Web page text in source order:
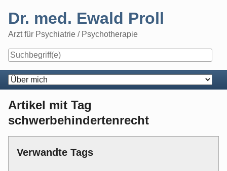
content
Dr. med. Ewald Proll
Arzt für Psychiatrie / Psychotherapie
Navigation
Artikel mit Tag
schwerbehindertenrecht
Verwandte Tags